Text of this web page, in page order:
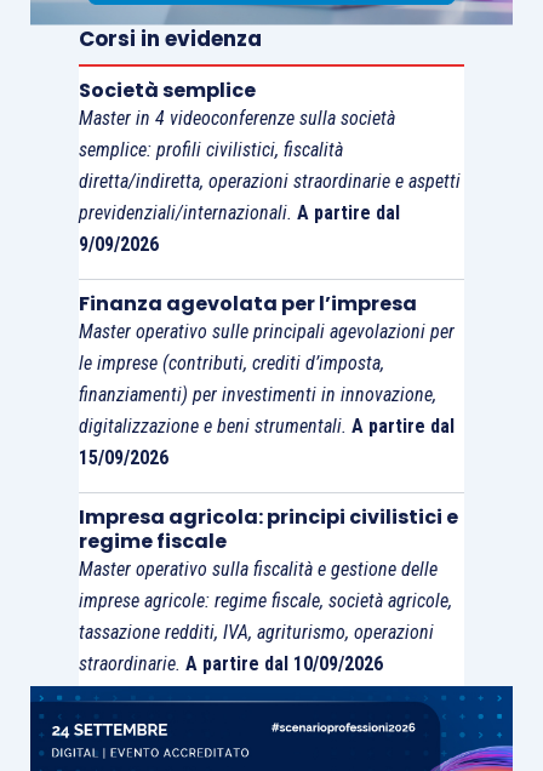
Corsi in evidenza
Società semplice
Master in 4 videoconferenze sulla società
semplice: profili civilistici, fiscalità
diretta/indiretta, operazioni straordinarie e aspetti
previdenziali/internazionali. A partire dal
9/09/2026
Finanza agevolata per l’impresa
Master operativo sulle principali agevolazioni per
le imprese (contributi, crediti d’imposta,
finanziamenti) per investimenti in innovazione,
digitalizzazione e beni strumentali. A partire dal
15/09/2026
Impresa agricola: principi civilistici e
regime fiscale
Master operativo sulla fiscalità e gestione delle
imprese agricole: regime fiscale, società agricole,
tassazione redditi, IVA, agriturismo, operazioni
straordinarie. A partire dal 10/09/2026